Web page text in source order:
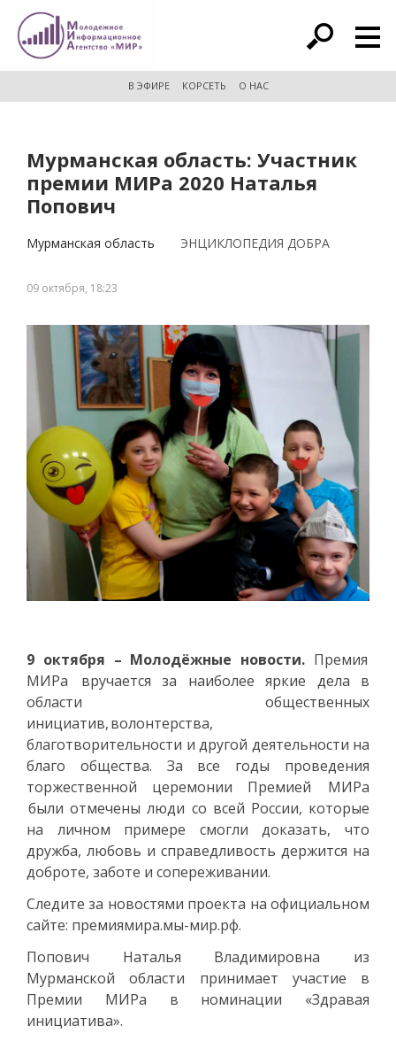
расширенный поиск
В ЭФИРЕ КОРСЕТЬ О НАС
Мурманская область: Участник
премии МИРа 2020 Наталья
Попович
Мурманская область ЭНЦИКЛОПЕДИЯ ДОБРА
09 октября, 18:23
9 октября – Молодёжные новости. Премия
МИРа вручается за наиболее яркие дела в
области общественных
инициатив, волонтерства,
благотворительности и другой деятельности на
благо общества. За все годы проведения
торжественной церемонии Премией МИРа
были отмечены люди со всей России, которые
на личном примере смогли доказать, что
дружба, любовь и справедливость держится на
доброте, заботе и сопереживании.
Следите за новостями проекта на официальном
сайте: премиямира.мы-мир.рф.
Попович Наталья Владимировна из
Мурманской области принимает участие в
Премии МИРа в номинации «Здравая
инициатива».